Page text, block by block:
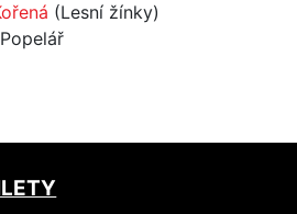
(Lesní žínky)